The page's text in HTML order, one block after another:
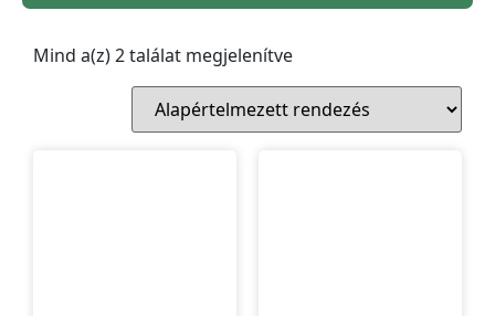
Mind a(z) 2 találat megjelenítve